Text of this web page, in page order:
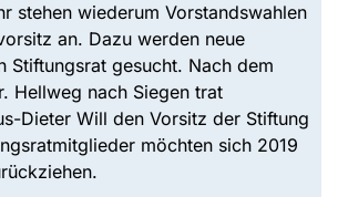
stehen wiederum Vorstandswahlen
an. Dazu werden neue
Stiftungsrat gesucht. Nach dem
Hellweg nach Siegen trat
Dieter Will den Vorsitz der Stiftung
möchten sich 2019